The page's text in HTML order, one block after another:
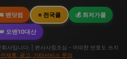
밴닷컴 ⭐ 전국콜 💰 최저가콜
모밴10대산
사입니다. | 본사사칭조심 - 어떠한 번호도 쓰지
제휴, 광고, 기타서비스 문의